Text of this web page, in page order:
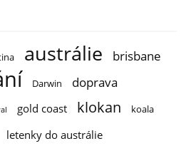
austrálie brisbane
Darwin doprava
gold coast klokan koala
letenky do austrálie